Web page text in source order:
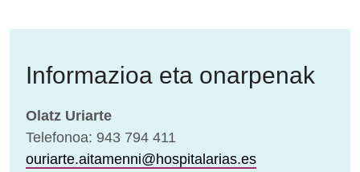
Informazioa eta onarpenak
Olatz Uriarte
Telefonoa: 943 794 411
ouriarte.aitamenni@hospitalarias.es